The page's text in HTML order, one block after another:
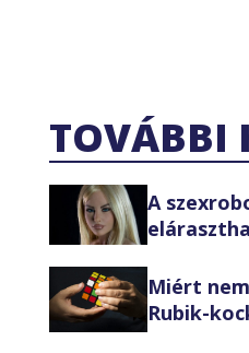
TOVÁBBI
A
Miért
Rubik-